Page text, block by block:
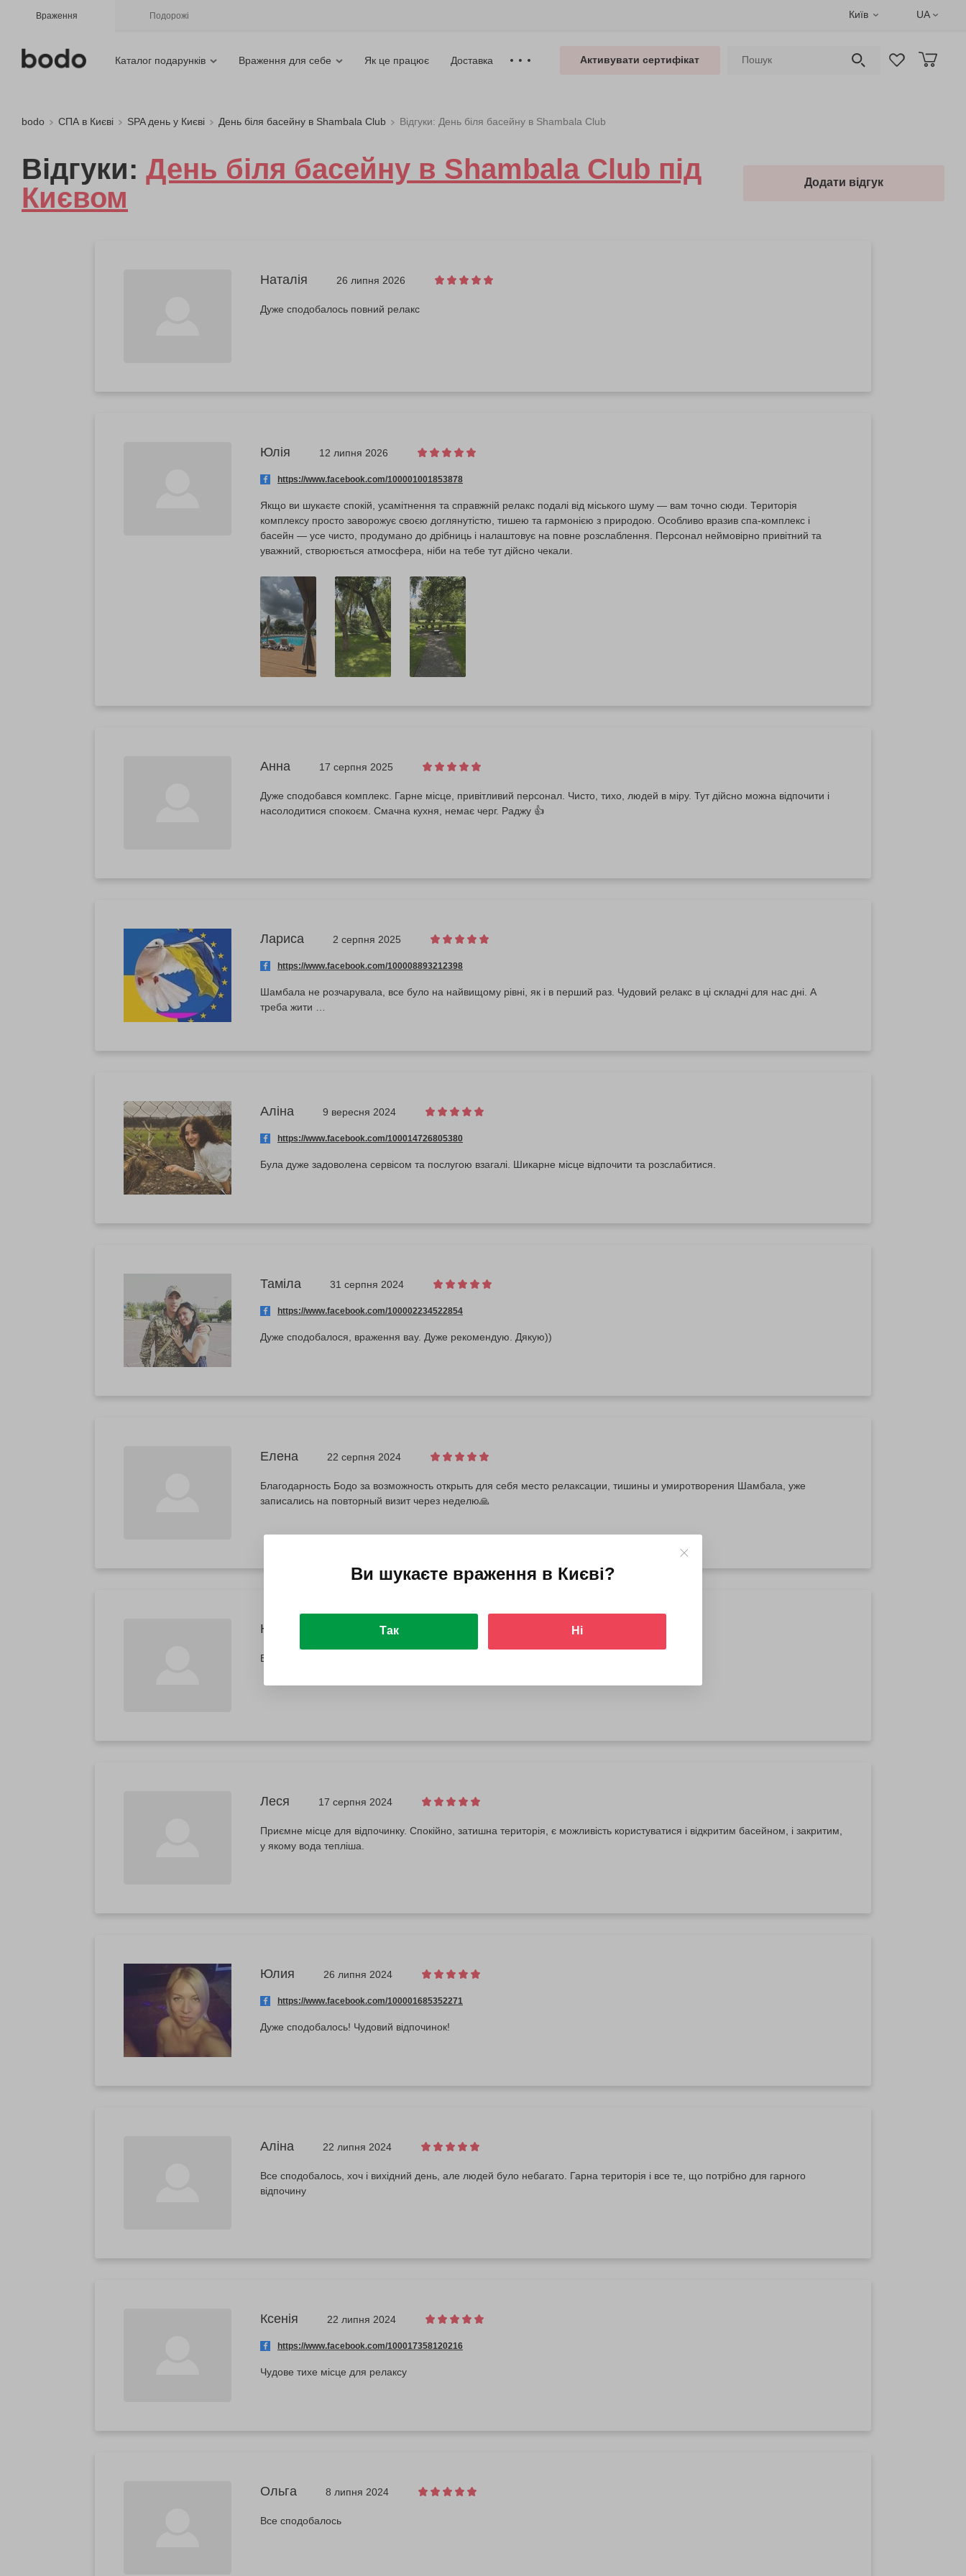
Враження Подорожі Київ UA
Каталог подарунків Враження для себе Як це працює Доставка Активувати сертифікат
bodo СПА в Києві SPA день у Києві День біля басейну в Shambala Club Відгуки: День біля басейну в Shambala Club
Відгуки: День біля басейну в Shambala Club під
Києвом
Додати відгук
Наталія 26 липня 2026
Дуже сподобалось повний релакс
Юлія 12 липня 2026
https://www.facebook.com/100001001853878
Якщо ви шукаєте спокій, усамітнення та справжній релакс подалі від міського шуму — вам точно сюди. Територія
комплексу просто заворожує своєю доглянутістю, тишею та гармонією з природою. Особливо вразив спа-комплекс і
басейн — усе чисто, продумано до дрібниць і налаштовує на повне розслаблення. Персонал неймовірно привітний та
уважний, створюється атмосфера, ніби на тебе тут дійсно чекали.
Анна 17 серпня 2025
Дуже сподобався комплекс. Гарне місце, привітливий персонал. Чисто, тихо, людей в міру. Тут дійсно можна відпочити і
насолодитися спокоєм. Смачна кухня, немає черг. Раджу 👍
Лариса 2 серпня 2025
https://www.facebook.com/100008893212398
Шамбала не розчарувала, все було на найвищому рівні, як і в перший раз. Чудовий релакс в ці складні для нас дні. А
треба жити …
Аліна 9 вересня 2024
https://www.facebook.com/100014726805380
Була дуже задоволена сервісом та послугою взагалі. Шикарне місце відпочити та розслабитися.
Таміла 31 серпня 2024
https://www.facebook.com/100002234522854
Дуже сподобалося, враження вау. Дуже рекомендую. Дякую))
Елена 22 серпня 2024
Благодарность Бодо за возможность открыть для себя место релаксации, тишины и умиротворения Шамбала, уже
записались на повторный визит через неделю🙏
Юлі 19 серпня 2024
Все було чудово, дякую
Леся 17 серпня 2024
Приємне місце для відпочинку. Спокійно, затишна територія, є можливість користуватися і відкритим басейном, і закритим,
у якому вода тепліша.
Юлия 26 липня 2024
https://www.facebook.com/100001685352271
Дуже сподобалось! Чудовий відпочинок!
Аліна 22 липня 2024
Все сподобалось, хоч і вихідний день, але людей було небагато. Гарна територія і все те, що потрібно для гарного
відпочину
Ксенія 22 липня 2024
https://www.facebook.com/100017358120216
Чудове тихе місце для релаксу
Ольга 8 липня 2024
Все сподобалось
Ви шукаєте враження в Києві?
Так Ні